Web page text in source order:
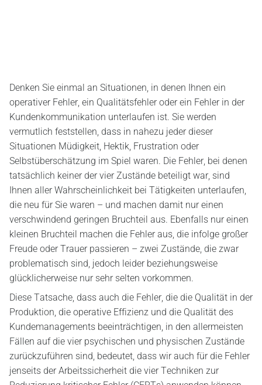
Denken Sie einmal an Situationen, in denen Ihnen ein
operativer Fehler, ein Qualitätsfehler oder ein Fehler in der
Kundenkommunikation unterlaufen ist. Sie werden
vermutlich feststellen, dass in nahezu jeder dieser
Situationen Müdigkeit, Hektik, Frustration oder
Selbstüberschätzung im Spiel waren. Die Fehler, bei denen
tatsächlich keiner der vier Zustände beteiligt war, sind
Ihnen aller Wahrscheinlichkeit bei Tätigkeiten unterlaufen,
die neu für Sie waren – und machen damit nur einen
verschwindend geringen Bruchteil aus. Ebenfalls nur einen
kleinen Bruchteil machen die Fehler aus, die infolge großer
Freude oder Trauer passieren – zwei Zustände, die zwar
problematisch sind, jedoch leider beziehungsweise
glücklicherweise nur sehr selten vorkommen.
Diese Tatsache, dass auch die Fehler, die die Qualität in der
Produktion, die operative Effizienz und die Qualität des
Kundemanagements beeinträchtigen, in den allermeisten
Fällen auf die vier psychischen und physischen Zustände
zurückzuführen sind, bedeutet, dass wir auch für die Fehler
jenseits der Arbeitssicherheit die vier Techniken zur